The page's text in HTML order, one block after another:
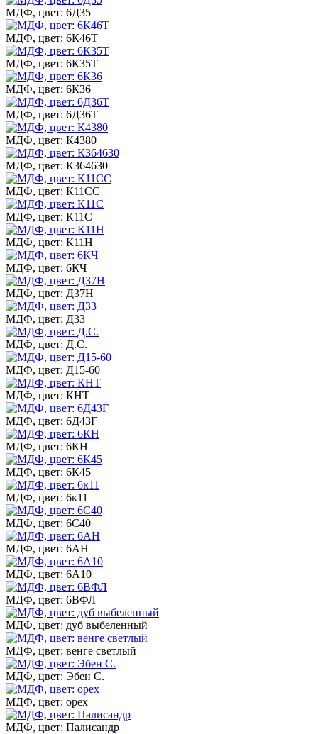
МДФ, цвет: 6Д35
МДФ, цвет: 6К46Т
МДФ, цвет: 6К35Т
МДФ, цвет: 6К36
МДФ, цвет: 6Д36Т
МДФ, цвет: К4380
МДФ, цвет: К364630
МДФ, цвет: К11СС
МДФ, цвет: К11С
МДФ, цвет: К11Н
МДФ, цвет: 6КЧ
МДФ, цвет: Д37Н
МДФ, цвет: Д33
МДФ, цвет: Д.С.
МДФ, цвет: Д15-60
МДФ, цвет: КНТ
МДФ, цвет: 6Д43Г
МДФ, цвет: 6КН
МДФ, цвет: 6К45
МДФ, цвет: 6к11
МДФ, цвет: 6С40
МДФ, цвет: 6АН
МДФ, цвет: 6А10
МДФ, цвет: 6ВФЛ
МДФ, цвет: дуб выбеленный
МДФ, цвет: венге светлый
МДФ, цвет: Эбен С.
МДФ, цвет: орех
МДФ, цвет: Палисандр